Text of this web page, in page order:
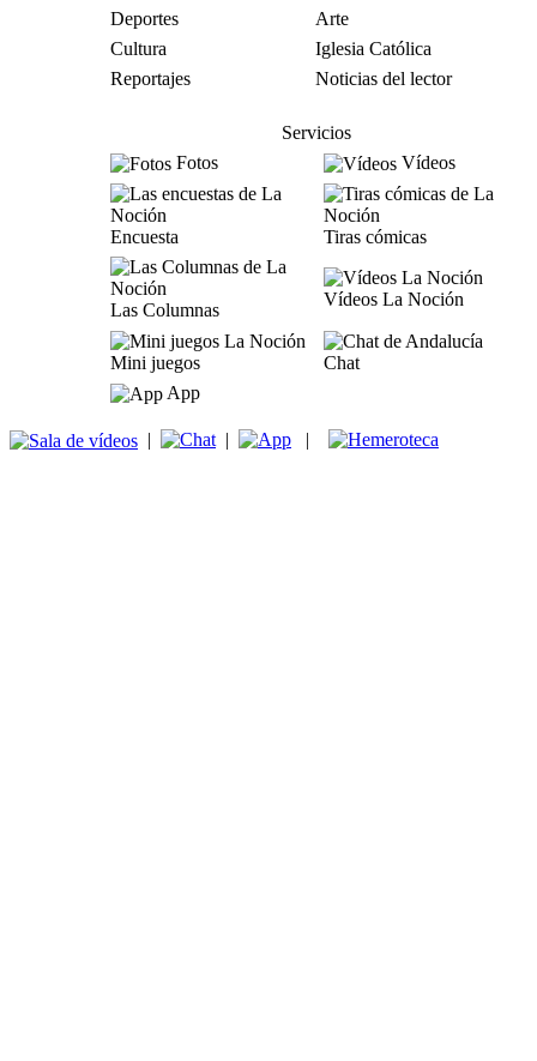
Deportes
Arte
Cultura
Iglesia Católica
Reportajes
Noticias del lector
Servicios
Fotos
Vídeos
Encuesta Tiras cómicas
Las Columnas
Vídeos La Noción
Mini juegos
Chat
App
| | |